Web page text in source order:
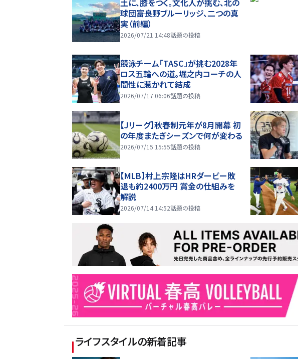
土に、膝をつく。文化人が挑む、北の
球団――富良野ブルーリッジ、二つの真
実（前編）
2026/07/21 14:48話題の投稿
競泳チーム「TASC」が挑む2028年
ロス五輪への道。堀之内コーチの人
間性に惹かれて結成
2026/07/17 06:06話題の投稿
【Jリーグ】秋春制元年が8月開幕 初
の年度またぎシーズンで何が変わる
2026/07/15 15:55話題の投稿
【MLB】村上宗隆はHRダービー敗
退も約2400万円 賞金の仕組みを
解説
2026/07/14 14:52話題の投稿
ライフスタイルの新着記事